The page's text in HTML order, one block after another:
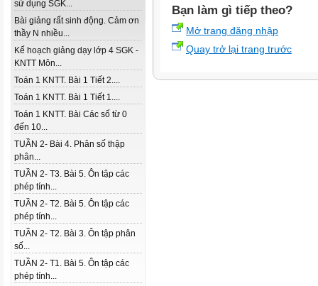
sử dụng SGK...
Bài giảng rất sinh động. Cảm ơn
thầy N nhiều...
Kế hoạch giảng dạy lớp 4 SGK -
KNTT Môn...
Toán 1 KNTT. Bài 1 Tiết 2....
Toán 1 KNTT. Bài 1 Tiết 1....
Toán 1 KNTT. Bài Các số từ 0
đến 10...
TUẦN 2- Bài 4. Phân số thập
phân...
TUẦN 2- T3. Bài 5. Ôn tập các
phép tính...
TUẦN 2- T2. Bài 5. Ôn tập các
phép tính...
TUẦN 2- T2. Bài 3. Ôn tập phân
số...
TUẦN 2- T1. Bài 5. Ôn tập các
phép tính...
Bạn làm gì tiếp theo?
Mở trang đăng nhập
Quay trở lại trang trước